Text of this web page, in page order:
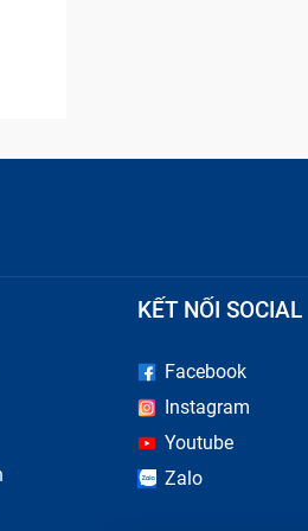
KẾT NỐI SOCIAL
Facebook
Instagram
Youtube
Zalo